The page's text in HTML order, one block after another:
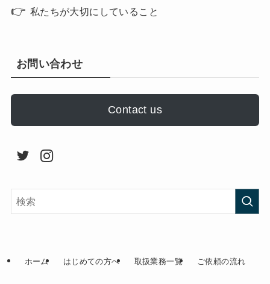
👉 私たちが大切にしていること
お問い合わせ
Contact us
ホーム はじめての方へ 取扱業務一覧 ご依頼の流れ